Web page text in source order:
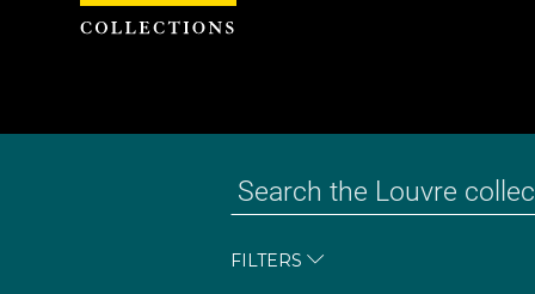
FILTERS
Cookies management panel